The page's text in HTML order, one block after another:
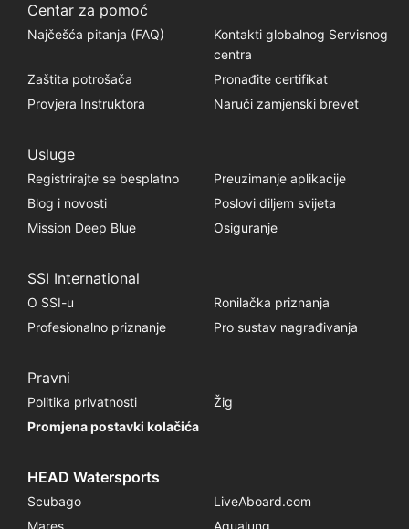
Centar za pomoć
Najčešća pitanja (FAQ)
Kontakti globalnog Servisnog
centra
Zaštita potrošača
Pronađite certifikat
Provjera Instruktora
Naruči zamjenski brevet
Usluge
Registrirajte se besplatno
Preuzimanje aplikacije
Blog i novosti
Poslovi diljem svijeta
Mission Deep Blue
Osiguranje
SSI International
O SSI-u
Ronilačka priznanja
Profesionalno priznanje
Pro sustav nagrađivanja
Pravni
Politika privatnosti
Žig
Promjena postavki kolačića
HEAD Watersports
Scubago
LiveAboard.com